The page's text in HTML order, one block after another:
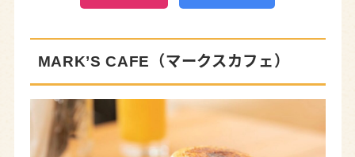
MARK’S CAFE（マークスカフェ）